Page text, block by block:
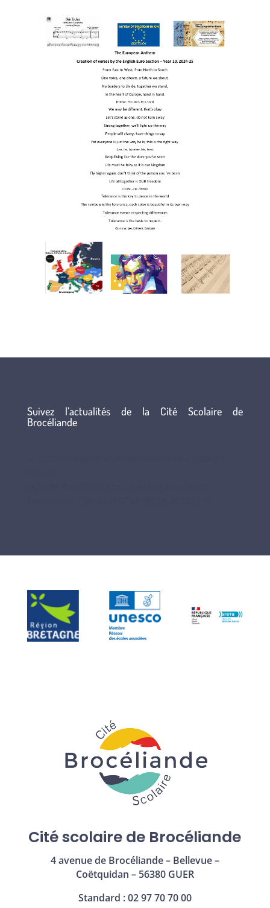
Suivez l’actualités de la Cité Scolaire de
Brocéliande
Cité scolaire de Brocéliande
4 avenue de Brocéliande – Bellevue –
Coëtquidan – 56380 GUER
Standard : 02 97 70 70 00